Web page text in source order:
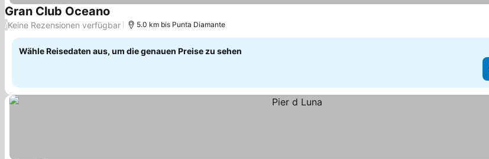
Gran Club Oceano
/Keine Rezensionen verfügbar 5.0 km bis Punta Diamante
Wähle Reisedaten aus, um die genauen Preise zu sehen